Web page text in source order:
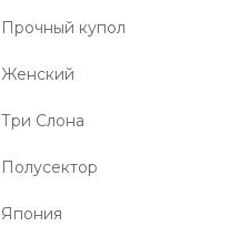
Прочный купол
Женский
Три Слона
Полусектор
Япония